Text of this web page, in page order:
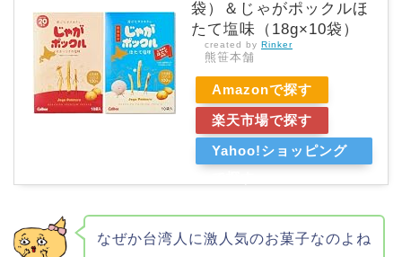
袋）＆じゃがポックルほ
たて塩味（18g×10袋）
created by Rinker
熊笹本舗
Amazonで探す
楽天市場で探す
Yahoo!ショッピング
なぜか台湾人に激人気のお菓子なのよね